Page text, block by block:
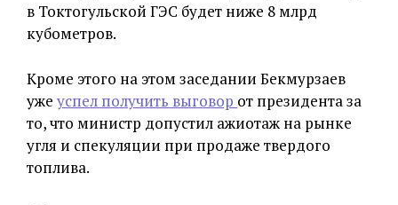
в Токтогульской ГЭС будет ниже 8 млрд
кубометров.
Кроме этого на этом заседании Бекмурзаев
уже успел получить выговор от президента за
то, что министр допустил ажиотаж на рынке
угля и спекуляции при продаже твердого
топлива.